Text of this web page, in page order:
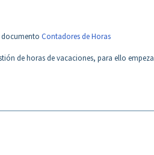
documento Contadores de Horas
de horas de vacaciones, para ello